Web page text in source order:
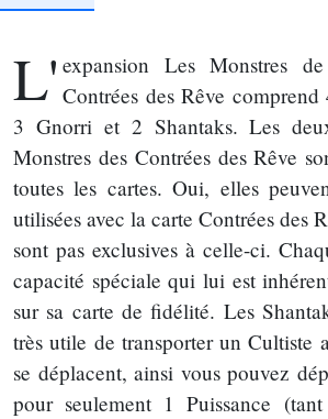
L' expansion Les Monstres
Contrées des Rêve
3 Gnorri et 2 Shantaks. Les
Monstres des Contrées des Rêve
toutes les cartes. Oui, elles
utilisées avec la carte Contrées des
sont pas exclusives à celle-ci.
capacité spéciale qui lui est
sur sa carte de fidélité. Les
très utile de transporter un Cultiste
se déplacent, ainsi vous pouvez
pour seulement 1 Puissance